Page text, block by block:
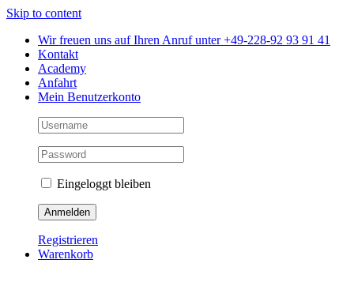
Skip to content
Wir freuen uns auf Ihren Anruf unter +49-228-92 93 91 41
Kontakt
Academy
Anfahrt
Mein Benutzerkonto
Eingeloggt bleiben
Registrieren
Warenkorb